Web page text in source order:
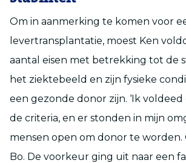
Om in aanmerking te komen voor
levertransplantatie, moest Ken
aantal eisen met betrekking tot de
het ziektebeeld en zijn fysieke
een gezonde donor zijn. ‘Ik
de criteria, en er stonden in mijn
mensen open om donor te worden.
Bo. De voorkeur ging uit naar een